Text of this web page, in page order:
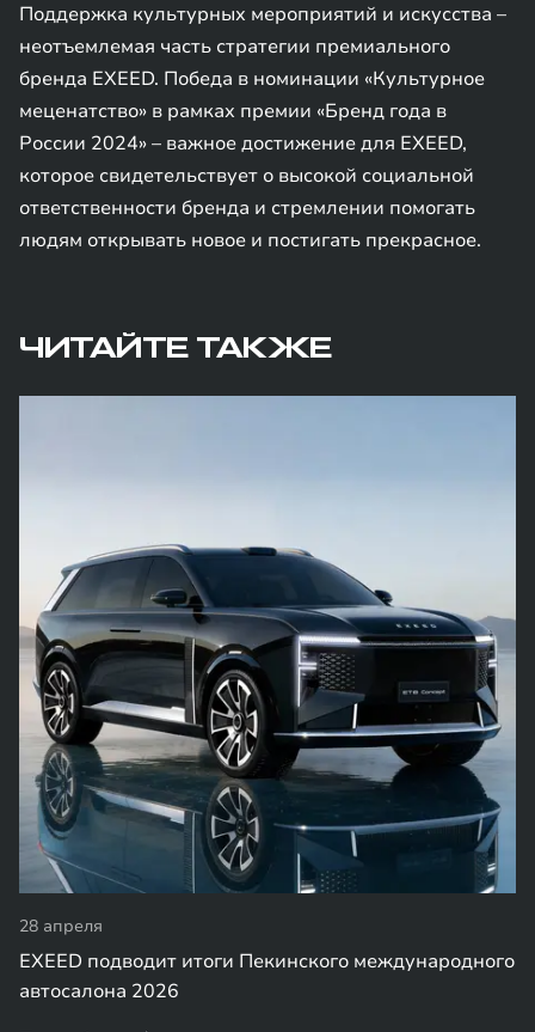
Поддержка культурных мероприятий и искусства –
неотъемлемая часть стратегии премиального
бренда EXEED. Победа в номинации «Культурное
меценатство» в рамках премии «Бренд года в
России 2024» – важное достижение для EXEED,
которое свидетельствует о высокой социальной
ответственности бренда и стремлении помогать
людям открывать новое и постигать прекрасное.
ЧИТАЙТЕ ТАКЖЕ
28 апреля
EXEED подводит итоги Пекинского международного
автосалона 2026